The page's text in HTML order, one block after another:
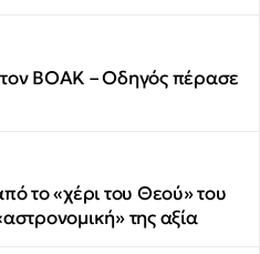
ΒΟΑΚ – Οδηγός πέρασε
το «χέρι του Θεού» του
της αξία